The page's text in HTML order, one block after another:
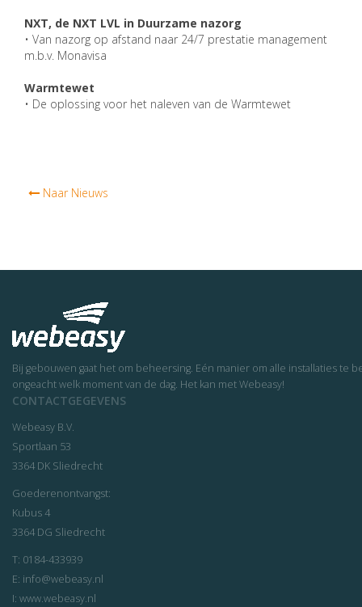
NXT, de NXT LVL in Duurzame nazorg
• Van nazorg op afstand naar 24/7 prestatie management
m.b.v. Monavisa
Warmtewet
• De oplossing voor het naleven van de Warmtewet
Naar Nieuws
Bij gebouwen gaat het om beheersing. Eén manier om alle installaties
ongeacht welk moment van de dag. Het kan met Webeasy!
CONTACTGEGEVENS
Webeasy B.V.
Sportlaan 53
3364 DK Sliedrecht
Goederenontvangst:
Kubus 4
3364 DG Sliedrecht
T: 0184-433939
E: info@webeasy.nl
I: www.webeasy.nl